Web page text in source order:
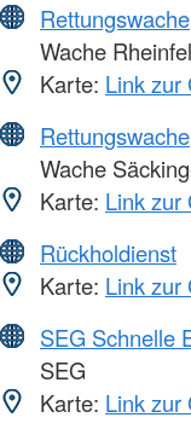
Rettungswache
Wache
Karte: Link zur
Rettungswache
Wache
Karte: Link zur
Rückholdienst
Karte: Link zur
SEG Schnelle
SEG
Karte: Link zur